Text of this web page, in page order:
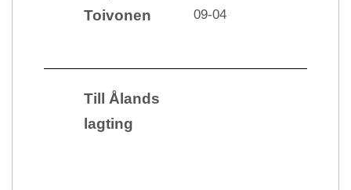
Toivonen
09-04
Till Ålands
lagting